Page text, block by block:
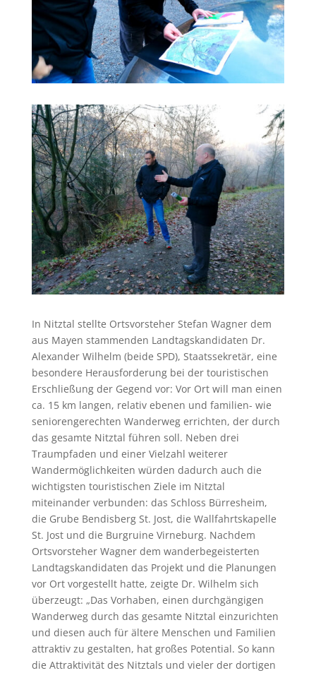
In Nitztal stellte Ortsvorsteher Stefan Wagner dem
aus Mayen stammenden Landtagskandidaten Dr.
Alexander Wilhelm (beide SPD), Staatssekretär, eine
besondere Herausforderung bei der touristischen
Erschließung der Gegend vor: Vor Ort will man einen
ca. 15 km langen, relativ ebenen und familien- wie
seniorengerechten Wanderweg errichten, der durch
das gesamte Nitztal führen soll. Neben drei
Traumpfaden und einer Vielzahl weiterer
Wandermöglichkeiten würden dadurch auch die
wichtigsten touristischen Ziele im Nitztal
miteinander verbunden: das Schloss Bürresheim,
die Grube Bendisberg St. Jost, die Wallfahrtskapelle
St. Jost und die Burgruine Virneburg. Nachdem
Ortsvorsteher Wagner dem wanderbegeisterten
Landtagskandidaten das Projekt und die Planungen
vor Ort vorgestellt hatte, zeigte Dr. Wilhelm sich
überzeugt: „Das Vorhaben, einen durchgängigen
Wanderweg durch das gesamte Nitztal einzurichten
und diesen auch für ältere Menschen und Familien
attraktiv zu gestalten, hat großes Potential. So kann
die Attraktivität des Nitztals und vieler der dortigen